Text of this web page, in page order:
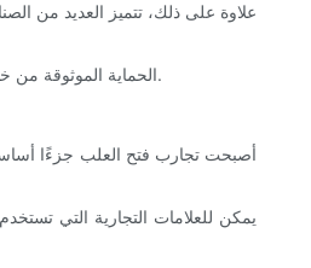
علاوة على ذلك، تتميز العديد من
الحماية الموثوقة من خلال التغليف المغناطيسي تقلل من عمليات الإرجاع والشكاوى، مما يُسهّل تجربة خدمة العملاء ويعزز ولائهم. يميل المشترون إلى التوصية بالعلامات التجارية التي تُقدّم منتجات آمنة وأنيقة.
أصبحت تجارب فتح العلب جزءًا
يمكن للعلامات التجارية التي